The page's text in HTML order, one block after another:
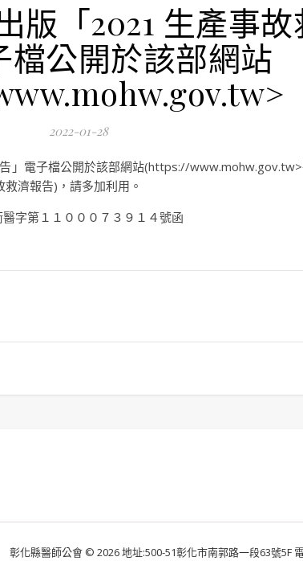
版「2021 生產事
檔公開於該部網站
2022-01-28
」電子檔公開於該部網站(https://
濟報告)，請多加利用。
字第１１０００７３９１４號函
彰化縣醫師公會 © 2026 地址:500-51彰化市南郭路一段63號5F